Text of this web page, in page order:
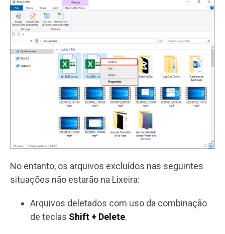
No entanto, os arquivos excluídos nas seguintes
situações não estarão na Lixeira:
Arquivos deletados com uso da combinação
de teclas Shift + Delete.